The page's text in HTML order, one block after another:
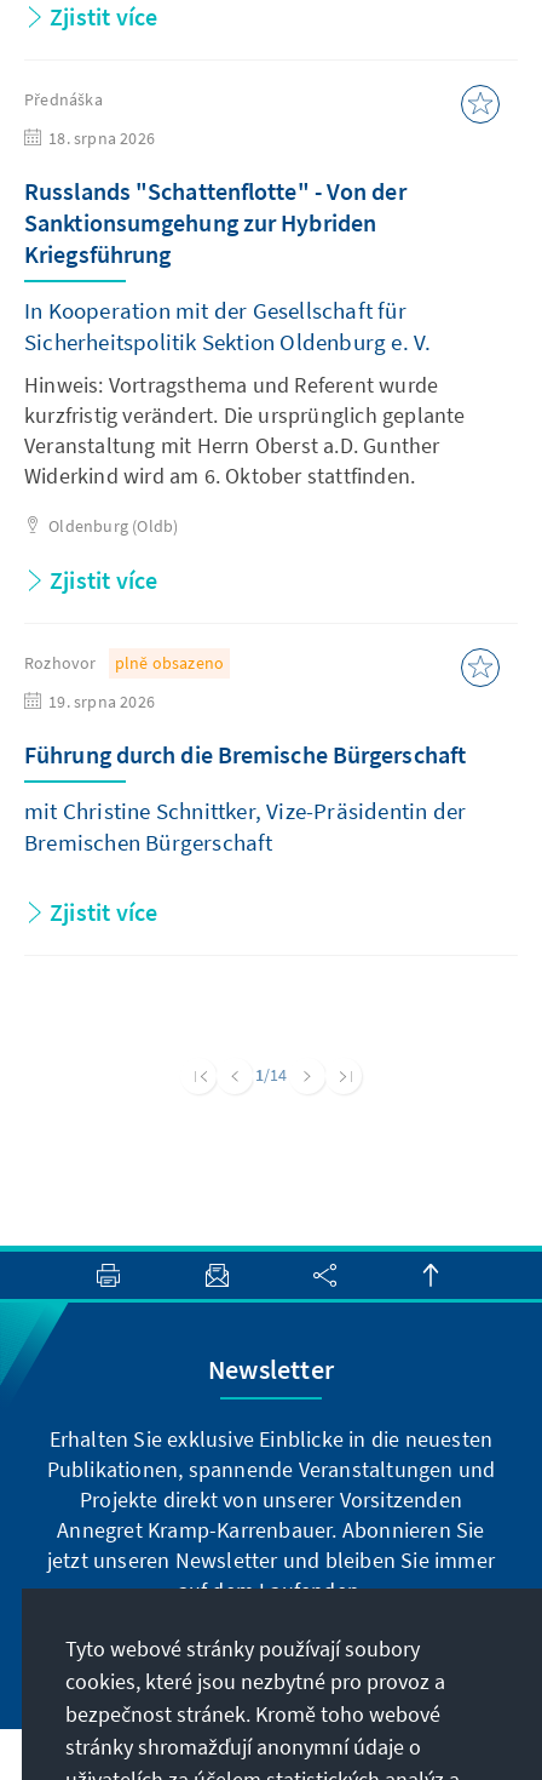
Zjistit více
Přednáška
18. srpna 2026
Russlands "Schattenflotte" - Von der
Sanktionsumgehung zur Hybriden
Kriegsführung
In Kooperation mit der Gesellschaft für
Sicherheitspolitik Sektion Oldenburg e. V.
Hinweis: Vortragsthema und Referent wurde
kurzfristig verändert. Die ursprünglich geplante
Veranstaltung mit Herrn Oberst a.D. Gunther
Widerkind wird am 6. Oktober stattfinden.
Oldenburg (Oldb)
Zjistit více
Rozhovor
plně obsazeno
19. srpna 2026
Führung durch die Bremische Bürgerschaft
mit Christine Schnittker, Vize-Präsidentin der
Bremischen Bürgerschaft
Zjistit více
1/14
Newsletter
Erhalten Sie exklusive Einblicke in die neuesten
Publikationen, spannende Veranstaltungen und
Projekte direkt von unserer Vorsitzenden
Annegret Kramp-Karrenbauer. Abonnieren Sie
jetzt unseren Newsletter und bleiben Sie immer
auf dem Laufenden.
Jetzt abonnieren
Tyto webové stránky používají soubory
cookies, které jsou nezbytné pro provoz a
bezpečnost stránek. Kromě toho webové
stránky shromažďují anonymní údaje o